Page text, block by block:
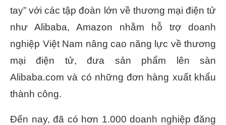
tay” với các tập đoàn lớn về thương mại điện tử
như Alibaba, Amazon nhằm hỗ trợ doanh
nghiệp Việt Nam nâng cao năng lực về thương
mại điện tử, đưa sản phẩm lên sàn
Alibaba.com và có những đơn hàng xuất khẩu
thành công.
Đến nay, đã có hơn 1.000 doanh nghiệp đăng